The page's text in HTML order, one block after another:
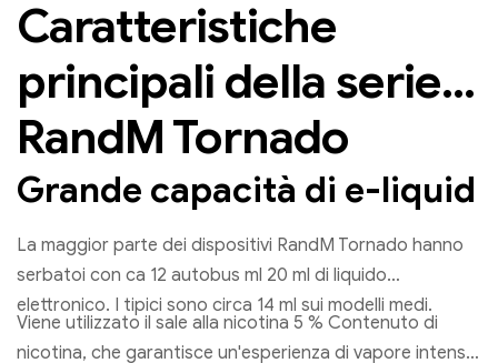
Caratteristiche
principali della serie
RandM Tornado
Grande capacità di e-liquid
La maggior parte dei dispositivi RandM Tornado hanno
serbatoi con ca 12 autobus ml 20 ml di liquido
elettronico. I tipici sono circa 14 ml sui modelli medi.
Viene utilizzato il sale alla nicotina 5 % Contenuto di
nicotina, che garantisce un'esperienza di vapore intensa